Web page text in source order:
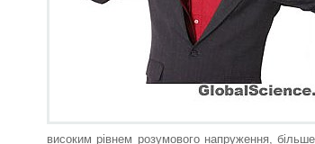
високим рівнем розумового напруження,